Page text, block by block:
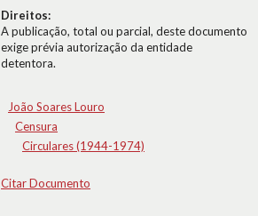
Direitos:
A publicação, total ou parcial, deste documento
exige prévia autorização da entidade
detentora.
João Soares Louro
Censura
Circulares (1944-1974)
Citar Documento